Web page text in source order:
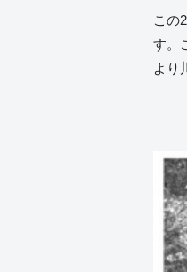
この
す。
より